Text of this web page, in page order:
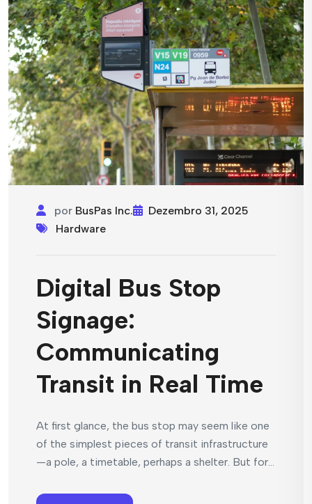
por BusPas Inc.
Dezembro 31, 2025
Hardware
Digital Bus Stop
Signage:
Communicating
Transit in Real Time
At first glance, the bus stop may seem like one
of the simplest pieces of transit infrastructure
—a pole, a timetable, perhaps a shelter. But for...